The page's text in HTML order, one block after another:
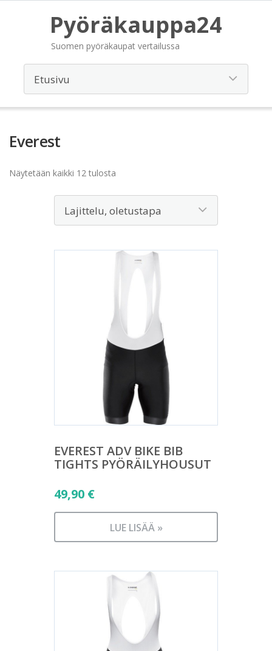
Pyöräkauppa24
Suomen pyöräkaupat vertailussa
Everest
Näytetään kaikki 12 tulosta
EVEREST ADV BIKE BIB
TIGHTS PYÖRÄILYHOUSUT
49,90 €
LUE LISÄÄ »